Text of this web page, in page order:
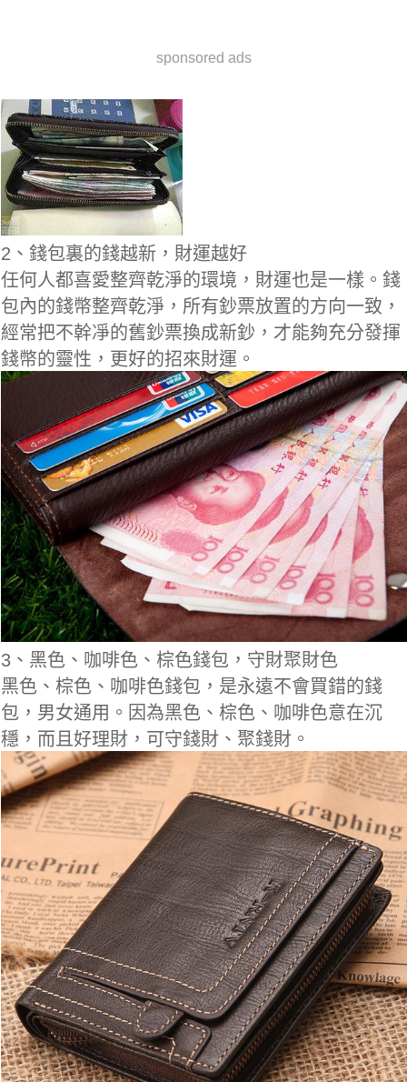
sponsored ads
2、錢包裏的錢越新，財運越好
任何人都喜愛整齊乾淨的環境，財運也是一樣。錢
包內的錢幣整齊乾淨，所有鈔票放置的方向一致，
經常把不幹凈的舊鈔票換成新鈔，才能夠充分發揮
錢幣的靈性，更好的招來財運。
3、黑色、咖啡色、棕色錢包，守財聚財色
黑色、棕色、咖啡色錢包，是永遠不會買錯的錢
包，男女通用。因為黑色、棕色、咖啡色意在沉
穩，而且好理財，可守錢財、聚錢財。